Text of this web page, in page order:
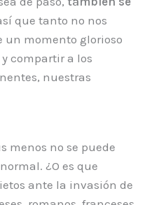
que tanto no nos
un momento glorioso
compartir a los
nuestras
menos no se puede
¿O es que
ante la invasión de